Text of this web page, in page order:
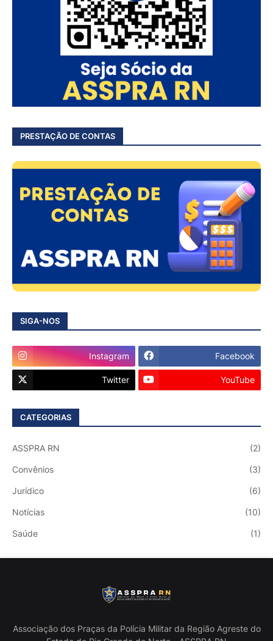
PRESTAÇÃO DE CONTAS
SIGA-NOS
Instagram Facebook
Twitter YouTube
CATEGORIAS
ASSPRA RN (2)
Convênios (3)
Jurídico (6)
Notícias (10)
Saúde (1)
Associação dos Praças da Polícia Militar da Região Agreste do